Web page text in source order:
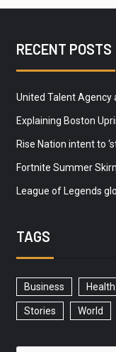
RECENT POSTS
United Talent Agency
Explaining Boston
Rise Nation intent to
Fortnite Summer
League of Legends
TAGS
Business Health
Stories World